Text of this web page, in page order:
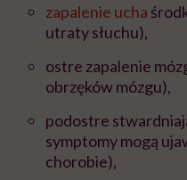
zapalenie ucha
utraty słuchu),
ostre zapalenie
obrzęków mózgu),
podostre
symptomy mogą
chorobie),